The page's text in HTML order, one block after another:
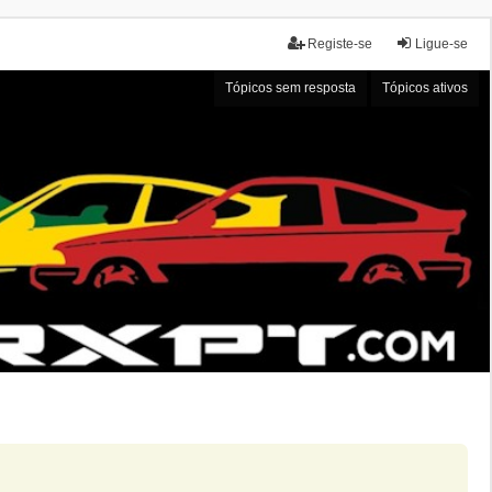
Ligue-se
Registe-se
Tópicos sem resposta Tópicos ativos